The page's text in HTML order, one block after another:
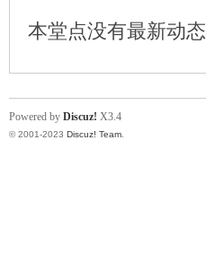
本堂点没有最新动态
Powered by Discuz! X3.4
© 2001-2023 Discuz! Team.